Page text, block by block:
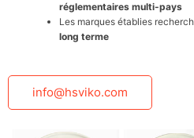
réglementaires multi-pays
Les marques établies
long terme
info@hsviko.com